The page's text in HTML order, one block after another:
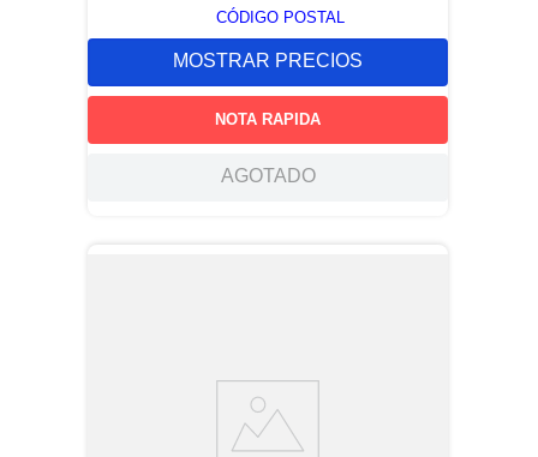
CÓDIGO POSTAL
MOSTRAR PRECIOS
NOTA RAPIDA
AGOTADO